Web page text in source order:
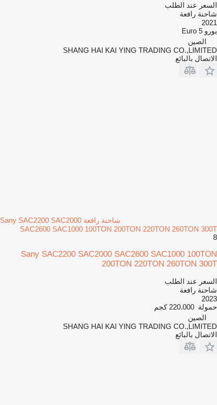
السعر عند الطلب
شاحنة رافعة
2021
يورو Euro 5
الصين
SHANG HAI KAI YING TRADING CO.,LIMITED
الاتصال بالبائع
شاحنة رافعة Sany SAC2200 SAC2000
SAC2600 SAC1000 100TON 200TON 220TON 260TON 300T
8
Sany SAC2200 SAC2000 SAC2600 SAC1000 100TON
200TON 220TON 260TON 300T
السعر عند الطلب
شاحنة رافعة
2023
حمولة 220.000 كجم
الصين
SHANG HAI KAI YING TRADING CO.,LIMITED
الاتصال بالبائع